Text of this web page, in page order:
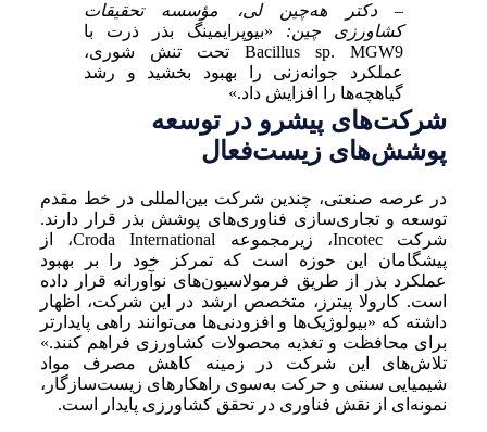
– دکتر هه‌چین لی، مؤسسه تحقیقات
کشاورزی چین: «بیوپرایمینگ بذر ذرت با
Bacillus sp. MGW9 تحت تنش شوری،
عملکرد جوانه‌زنی را بهبود بخشید و رشد
گیاهچه‌ها را افزایش داد.»
شرکت‌های پیشرو در توسعه
پوشش‌های زیست‌فعال
در عرصه صنعتی، چندین شرکت بین‌المللی در خط مقدم
توسعه و تجاری‌سازی فناوری‌های پوشش بذر قرار دارند.
شرکت Incotec، زیرمجموعه Croda International، از
پیشگامان این حوزه است که تمرکز خود را بر بهبود
عملکرد بذر از طریق فرمولاسیون‌های نوآورانه قرار داده
است. کارولا پیترز، متخصص ارشد در این شرکت، اظهار
داشته که «بیولوژیک‌ها و افزودنی‌ها می‌توانند راهی پایدارتر
برای محافظت و تغذیه محصولات کشاورزی فراهم کنند.»
تلاش‌های این شرکت در زمینه کاهش مصرف مواد
شیمیایی سنتی و حرکت به‌سوی راهکارهای زیست‌سازگار،
نمونه‌ای از نقش فناوری در تحقق کشاورزی پایدار است.